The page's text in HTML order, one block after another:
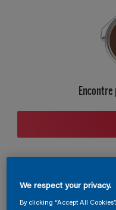
We respect your privacy.
By clicking “Accept All